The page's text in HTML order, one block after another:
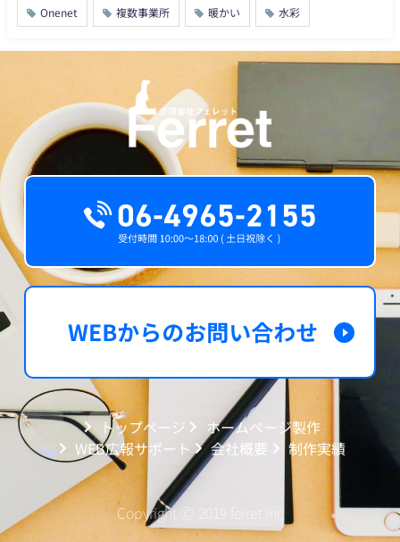
Onenet 複数事業所 暖かい 水彩
トップページ
ホームページ製作
WEB広報サポート
会社概要 制作実績
Copyright 🄫 2019 ferret.inc